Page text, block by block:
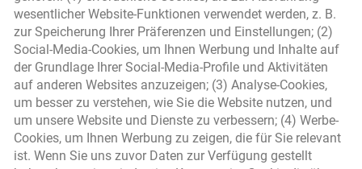
wesentlicher Website-Funktionen verwendet werden, z. B.
zur Speicherung Ihrer Präferenzen und Einstellungen; (2)
Social-Media-Cookies, um Ihnen Werbung und Inhalte auf
der Grundlage Ihrer Social-Media-Profile und Aktivitäten
auf anderen Websites anzuzeigen; (3) Analyse-Cookies,
um besser zu verstehen, wie Sie die Website nutzen, und
um unsere Website und Dienste zu verbessern; (4) Werbe-
Cookies, um Ihnen Werbung zu zeigen, die für Sie relevant
ist. Wenn Sie uns zuvor Daten zur Verfügung gestellt